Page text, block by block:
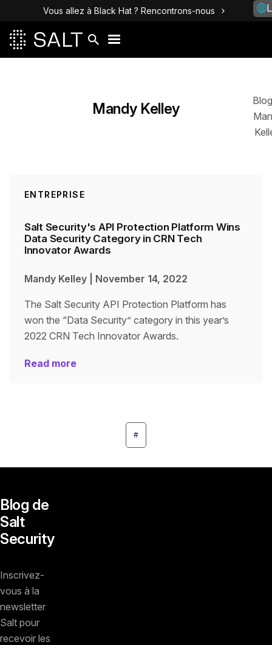
Vous allez à Black Hat ? Rencontrons-nous
Mandy Kelley
Blog
ENTREPRISE
Salt Security's API Protection Platform Wins
Data Security Category in CRN Tech
Innovator Awards
Mandy Kelley November 14, 2022
The Salt Security API Protection Platform has
won the “Data Security” category in this year’s
2022 CRN Tech Innovator Awards.
Read more
#
Blog de
Salt
Security
Inscrivez-
vous à la
newsletter
Salt pour
recevoir les